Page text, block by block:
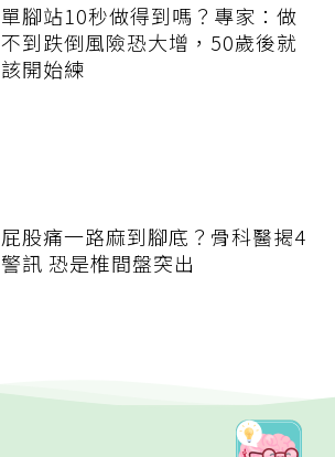
單腳站10秒做得到嗎？專家：做
不到跌倒風險恐大增，50歲後就
該開始練
屁股痛一路麻到腳底？骨科醫揭4
警訊 恐是椎間盤突出